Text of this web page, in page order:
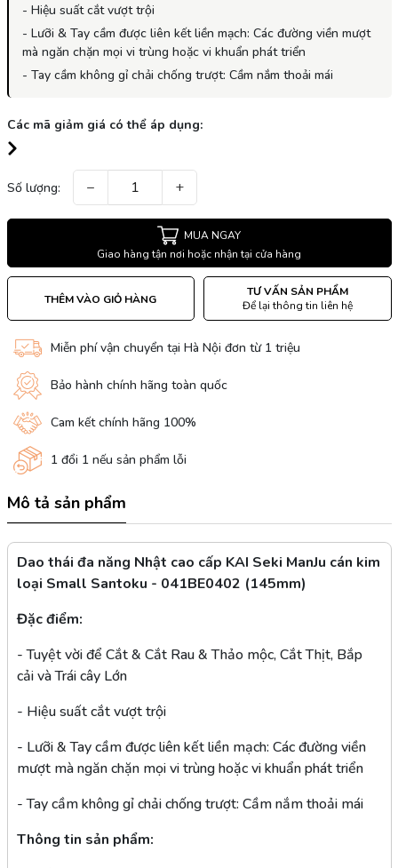
- Hiệu suất cắt vượt trội
- Lưỡi & Tay cầm được liên kết liền mạch: Các đường viền mượt
mà ngăn chặn mọi vi trùng hoặc vi khuẩn phát triển
- Tay cầm không gỉ chải chống trượt: Cầm nắm thoải mái
Các mã giảm giá có thể áp dụng:
Số lượng: − +
MUA NGAY
Giao hàng tận nơi hoặc nhận tại cửa hàng
THÊM VÀO GIỎ HÀNG
TƯ VẤN SẢN PHẨM
Để lại thông tin liên hệ
Miễn phí vận chuyển tại Hà Nội đơn từ 1 triệu
Bảo hành chính hãng toàn quốc
Cam kết chính hãng 100%
1 đổi 1 nếu sản phẩm lỗi
Mô tả sản phẩm
Dao thái đa năng Nhật cao cấp KAI Seki ManJu cán kim
loại Small Santoku - 041BE0402 (145mm)
Đặc điểm:
- Tuyệt vời để Cắt & Cắt Rau & Thảo mộc, Cắt Thịt, Bắp
cải và Trái cây Lớn
- Hiệu suất cắt vượt trội
- Lưỡi & Tay cầm được liên kết liền mạch: Các đường viền
mượt mà ngăn chặn mọi vi trùng hoặc vi khuẩn phát triển
- Tay cầm không gỉ chải chống trượt: Cầm nắm thoải mái
Thông tin sản phẩm: